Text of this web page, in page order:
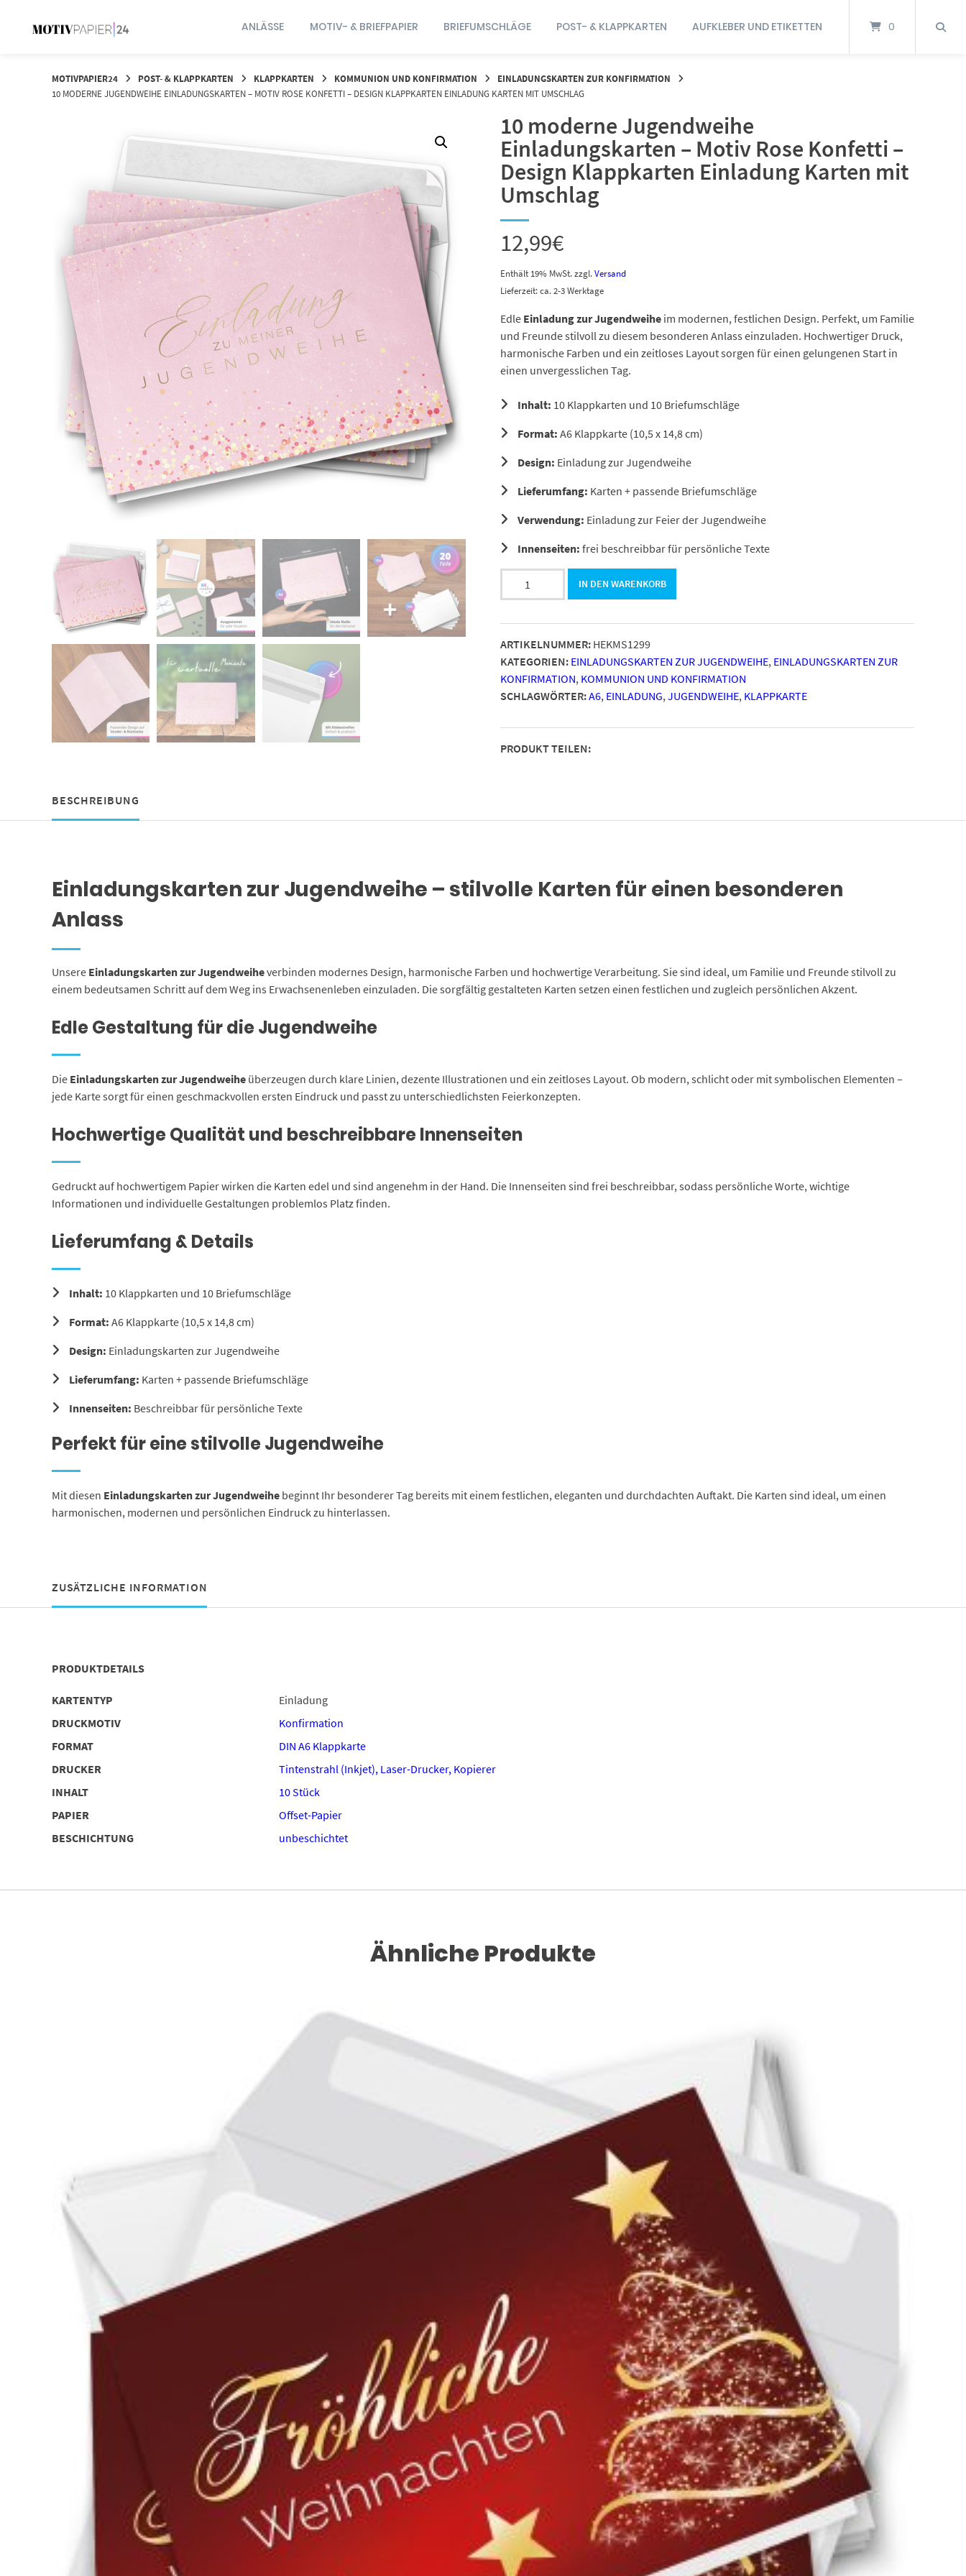
ANLÄSSE MOTIV- & BRIEFPAPIER BRIEFUMSCHLÄGE POST- & KLAPPKARTEN AUFKLEBER UND ETIKETTEN 0
MOTIVPAPIER24 POST- & KLAPPKARTEN KLAPPKARTEN KOMMUNION UND KONFIRMATION
EINLADUNGSKARTEN ZUR KONFIRMATION
10 MODERNE JUGENDWEIHE EINLADUNGSKARTEN – MOTIV ROSE KONFETTI – DESIGN KLAPPKARTEN EINLADUNG KARTEN MIT UMSCHLAG
10 moderne Jugendweihe
Einladungskarten – Motiv Rose Konfetti –
Design Klappkarten Einladung Karten mit
Umschlag
12,99€
Enthält 19% MwSt.zzgl.Versand
Lieferzeit: ca. 2-3 Werktage
Edle Einladung zur Jugendweihe im modernen, festlichen Design. Perfekt, um Familie
und Freunde stilvoll zu diesem besonderen Anlass einzuladen. Hochwertiger Druck,
harmonische Farben und ein zeitloses Layout sorgen für einen gelungenen Start in
einen unvergesslichen Tag.
Inhalt: 10 Klappkarten und 10 Briefumschläge
Format: A6 Klappkarte (10,5 x 14,8 cm)
Design: Einladung zur Jugendweihe
Lieferumfang: Karten + passende Briefumschläge
Verwendung: Einladung zur Feier der Jugendweihe
Innenseiten: frei beschreibbar für persönliche Texte
moderne
Einladungskarten
-
Motiv
Rose
Konfetti
Design
Klappkarten
Umschlag
IN DEN WARENKORB
ARTIKELNUMMER: HEKMS1299
KATEGORIEN: EINLADUNGSKARTEN ZUR JUGENDWEIHE, EINLADUNGSKARTEN ZUR
KONFIRMATION, KOMMUNION UND KONFIRMATION
SCHLAGWÖRTER:A6, EINLADUNG, JUGENDWEIHE, KLAPPKARTE
PRODUKT TEILEN:
BESCHREIBUNG
Einladungskarten zur Jugendweihe – stilvolle Karten für einen besonderen
Anlass
Unsere Einladungskarten zur Jugendweiheverbinden modernes Design, harmonische Farben und hochwertige Verarbeitung. Sie sind ideal, um Familie und Freunde stilvoll zu
einem bedeutsamen Schritt auf dem Weg ins Erwachsenenleben einzuladen. Die sorgfältig gestalteten Karten setzen einen festlichen und zugleich persönlichen Akzent.
Edle Gestaltung für die Jugendweihe
Die Einladungskarten zur Jugendweiheüberzeugen durch klare Linien, dezente Illustrationen und ein zeitloses Layout. Ob modern, schlicht oder mit symbolischen Elementen –
jede Karte sorgt für einen geschmackvollen ersten Eindruck und passt zu unterschiedlichsten Feierkonzepten.
Hochwertige Qualität und beschreibbare Innenseiten
Gedruckt auf hochwertigem Papier wirken die Karten edel und sind angenehm in der Hand. Die Innenseiten sind frei beschreibbar, sodass persönliche Worte, wichtige
Informationen und individuelle Gestaltungen problemlos Platz finden.
Lieferumfang & Details
Inhalt: 10 Klappkarten und 10 Briefumschläge
Format: A6 Klappkarte (10,5 x 14,8 cm)
Design: Einladungskarten zur Jugendweihe
Lieferumfang: Karten + passende Briefumschläge
Innenseiten: Beschreibbar für persönliche Texte
Perfekt für eine stilvolle Jugendweihe
Mit diesen Einladungskarten zur Jugendweihebeginnt Ihr besonderer Tag bereits mit einem festlichen, eleganten und durchdachten Auftakt. Die Karten sind ideal, um einen
harmonischen, modernen und persönlichen Eindruck zu hinterlassen.
ZUSÄTZLICHE INFORMATION
PRODUKTDETAILS
KARTENTYP
Einladung
DRUCKMOTIV
Konfirmation
FORMAT
DIN A6 Klappkarte
DRUCKER
Tintenstrahl (Inkjet), Laser-Drucker, Kopierer
INHALT
10 Stück
PAPIER
Offset-Papier
BESCHICHTUNG
unbeschichtet
Ähnliche Produkte